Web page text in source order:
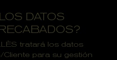
DATOS
tratará los datos
para su gestión